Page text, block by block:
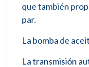
que también
par.
La bomba de
La transmisión